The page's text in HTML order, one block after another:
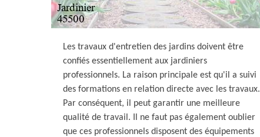
Les travaux d'entretien des jardins doivent être
confiés essentiellement aux jardiniers
professionnels. La raison principale est qu'il a suivi
des formations en relation directe avec les travaux.
Par conséquent, il peut garantir une meilleure
qualité de travail. Il ne faut pas également oublier
que ces professionnels disposent des équipements